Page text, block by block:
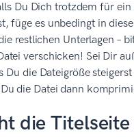
Du Dich trotzdem für
füge es unbedingt in
restlichen Unterlagen –
verschicken! Sei Dir
Du die Dateigröße
die Datei dann
die